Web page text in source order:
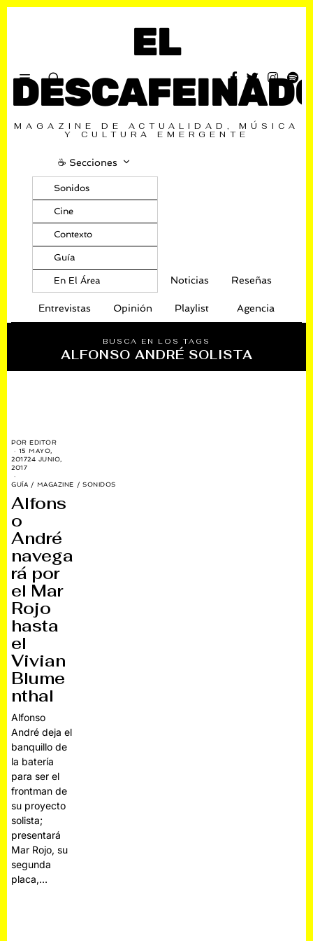
EL
MAGAZINE DE ACTUALIDAD, MÚSICA
Y CULTURA EMERGENTE
☕️ Secciones
Sonidos
Cine
Contexto
Guía
En El Área Noticias Reseñas
Entrevistas Opinión Playlist Agencia
BUSCA EN LOS TAGS
ALFONSO ANDRÉ SOLISTA
POREDITOR
15 MAYO,
201724 JUNIO,
2017
GUÍA / MAGAZINE / SONIDOS
Alfons
o
André
navega
rá por
el Mar
Rojo
hasta
el
Vivian
Blume
nthal
Alfonso
André deja el
banquillo de
la batería
para ser el
frontman de
su proyecto
solista;
presentará
Mar Rojo, su
segunda
placa,…